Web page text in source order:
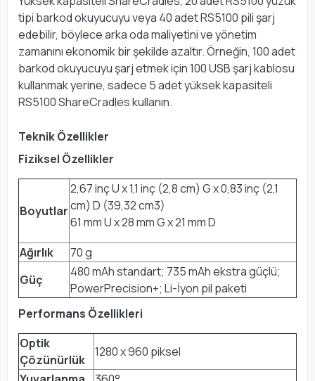
tipi barkod okuyucuyu veya 40 adet RS5100 pili şarj
edebilir, böylece arka oda maliyetini ve yönetim
zamanını ekonomik bir şekilde azaltır. Örneğin, 100 adet
barkod okuyucuyu şarj etmek için 100 USB şarj kablosu
kullanmak yerine, sadece 5 adet yüksek kapasiteli
RS5100 ShareCradles kullanın.
Teknik Özellikler
Fiziksel Özellikler
Boyutlar
2,67 inç U x 1,1 inç (2,8 cm) G x 0,83 inç (2,1
cm) D (39,32 cm3)
61 mm U x 28 mm G x 21 mm D
Ağırlık
70 g
Güç
480 mAh standart; 735 mAh ekstra güçlü;
PowerPrecision+; Li-İyon pil paketi
Performans Özellikleri
Optik
Çözünürlük
1280 x 960 piksel